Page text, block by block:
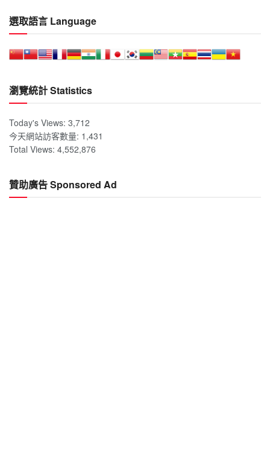
選取語言 Language
瀏覽統計 Statistics
Today's Views: 3,712
今天網站訪客數量: 1,431
Total Views: 4,552,876
贊助廣告 Sponsored Ad